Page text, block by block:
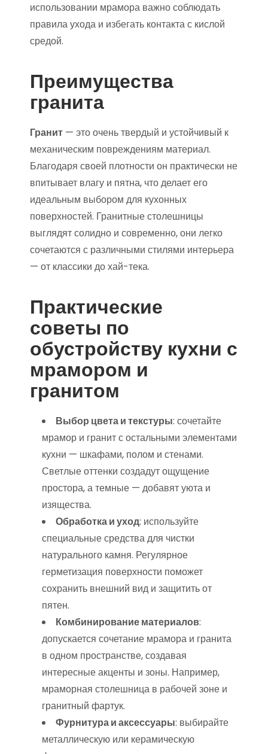
использовании мрамора важно соблюдать
правила ухода и избегать контакта с кислой
средой.
Преимущества
гранита
Гранит — это очень твердый и устойчивый к
механическим повреждениям материал.
Благодаря своей плотности он практически не
впитывает влагу и пятна, что делает его
идеальным выбором для кухонных
поверхностей. Гранитные столешницы
выглядят солидно и современно, они легко
сочетаются с различными стилями интерьера
— от классики до хай-тека.
Практические
советы по
обустройству кухни с
мрамором и
гранитом
Выбор цвета и текстуры: сочетайте
мрамор и гранит с остальными элементами
кухни — шкафами, полом и стенами.
Светлые оттенки создадут ощущение
простора, а темные — добавят уюта и
изящества.
Обработка и уход: используйте
специальные средства для чистки
натурального камня. Регулярное
герметизация поверхности поможет
сохранить внешний вид и защитить от
пятен.
Комбинирование материалов:
допускается сочетание мрамора и гранита
в одном пространстве, создавая
интересные акценты и зоны. Например,
мраморная столешница в рабочей зоне и
гранитный фартук.
Фурнитура и аксессуары: выбирайте
металлическую или керамическую